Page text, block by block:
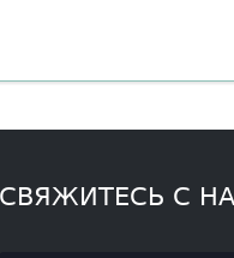
СВЯЖИТЕСЬ С